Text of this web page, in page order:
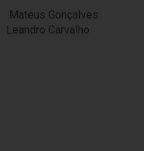
Mateus Gonçalves
Leandro Carvalho